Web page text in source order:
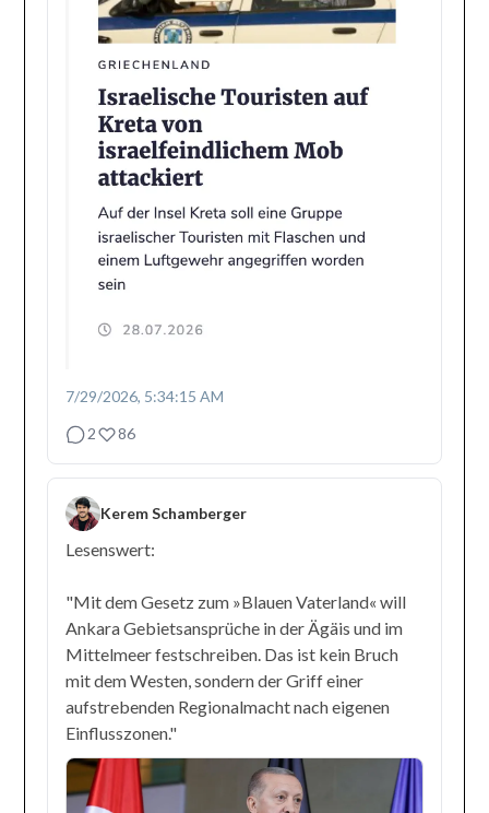
7/29/2026, 5:34:15 AM
2
86
Kerem Schamberger
Lesenswert:
"Mit dem Gesetz zum »Blauen Vaterland« will
Ankara Gebietsansprüche in der Ägäis und im
Mittelmeer festschreiben. Das ist kein Bruch
mit dem Westen, sondern der Griff einer
aufstrebenden Regionalmacht nach eigenen
Einflusszonen."